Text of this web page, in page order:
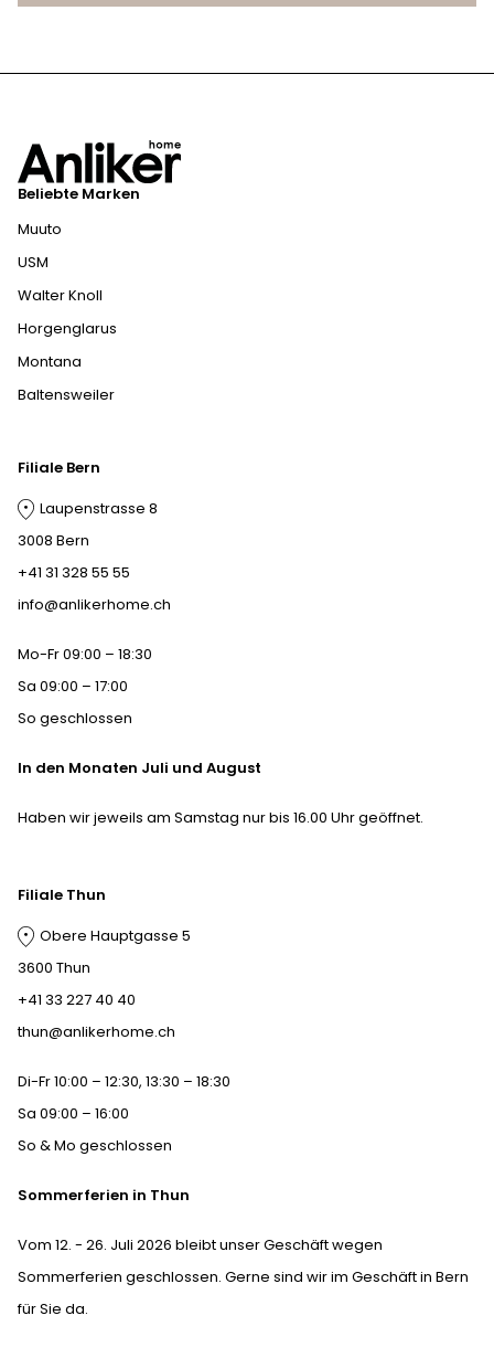
Beliebte Marken
Muuto
USM
Walter Knoll
Horgenglarus
Montana
Baltensweiler
Filiale Bern
Laupenstrasse 8
3008 Bern
+41 31 328 55 55
info@anlikerhome.ch
Mo-Fr 09:00 – 18:30
Sa 09:00 – 17:00
So geschlossen
In den Monaten Juli und August
Haben wir jeweils am Samstag nur bis 16.00 Uhr geöffnet.
Filiale Thun
Obere Hauptgasse 5
3600 Thun
+41 33 227 40 40
thun@anlikerhome.ch
Di-Fr 10:00 – 12:30, 13:30 – 18:30
Sa 09:00 – 16:00
So & Mo geschlossen
Sommerferien in Thun
Vom 12. - 26. Juli 2026 bleibt unser Geschäft wegen
Sommerferien geschlossen. Gerne sind wir im Geschäft in Bern
für Sie da.